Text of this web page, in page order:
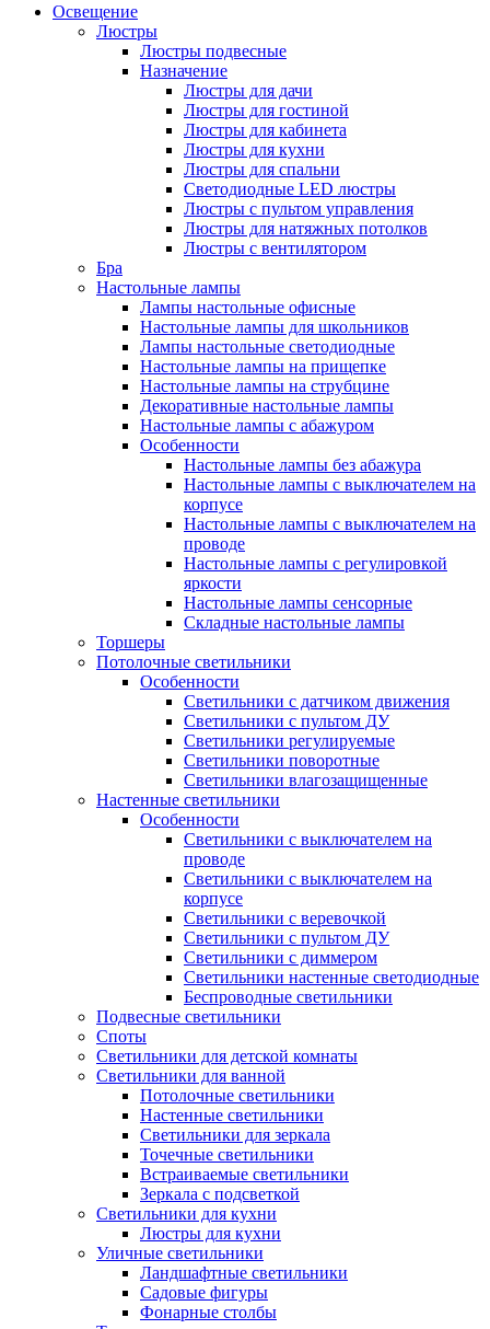
Освещение
Люстры
Люстры подвесные
Назначение
Люстры для дачи
Люстры для гостиной
Люстры для кабинета
Люстры для кухни
Люстры для спальни
Светодиодные LED люстры
Люстры с пультом управления
Люстры для натяжных потолков
Люстры с вентилятором
Бра
Настольные лампы
Лампы настольные офисные
Настольные лампы для школьников
Лампы настольные светодиодные
Настольные лампы на прищепке
Настольные лампы на струбцине
Декоративные настольные лампы
Настольные лампы с абажуром
Особенности
Настольные лампы без абажура
Настольные лампы с выключателем на
корпусе
Настольные лампы с выключателем на
проводе
Настольные лампы с регулировкой
яркости
Настольные лампы сенсорные
Складные настольные лампы
Торшеры
Потолочные светильники
Особенности
Светильники с датчиком движения
Светильники с пультом ДУ
Светильники регулируемые
Светильники поворотные
Светильники влагозащищенные
Настенные светильники
Особенности
Светильники с выключателем на
проводе
Светильники с выключателем на
корпусе
Светильники с веревочкой
Светильники с пультом ДУ
Светильники с диммером
Светильники настенные светодиодные
Беспроводные светильники
Подвесные светильники
Споты
Светильники для детской комнаты
Светильники для ванной
Потолочные светильники
Настенные светильники
Светильники для зеркала
Точечные светильники
Встраиваемые светильники
Зеркала с подсветкой
Светильники для кухни
Люстры для кухни
Уличные светильники
Ландшафтные светильники
Садовые фигуры
Фонарные столбы